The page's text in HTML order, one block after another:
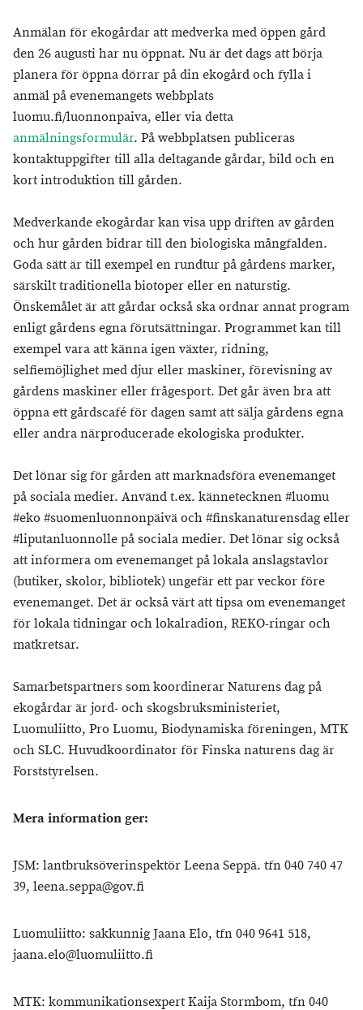
Anmälan för ekogårdar att medverka med öppen gård
den 26 augusti har nu öppnat. Nu är det dags att börja
planera för öppna dörrar på din ekogård och fylla i
anmäl på evenemangets webbplats
luomu.fi/luonnonpaiva, eller via detta
anmälningsformulär. På webbplatsen publiceras
kontaktuppgifter till alla deltagande gårdar, bild och en
kort introduktion till gården.
Medverkande ekogårdar kan visa upp driften av gården
och hur gården bidrar till den biologiska mångfalden.
Goda sätt är till exempel en rundtur på gårdens marker,
särskilt traditionella biotoper eller en naturstig.
Önskemålet är att gårdar också ska ordnar annat program
enligt gårdens egna förutsättningar. Programmet kan till
exempel vara att känna igen växter, ridning,
selfiemöjlighet med djur eller maskiner, förevisning av
gårdens maskiner eller frågesport. Det går även bra att
öppna ett gårdscafé för dagen samt att sälja gårdens egna
eller andra närproducerade ekologiska produkter.
Det lönar sig för gården att marknadsföra evenemanget
på sociala medier. Använd t.ex. kännetecknen #luomu
#eko #suomenluonnonpäivä och #finskanaturensdag eller
#liputanluonnolle på sociala medier. Det lönar sig också
att informera om evenemanget på lokala anslagstavlor
(butiker, skolor, bibliotek) ungefär ett par veckor före
evenemanget. Det är också värt att tipsa om evenemanget
för lokala tidningar och lokalradion, REKO-ringar och
matkretsar.
Samarbetspartners som koordinerar Naturens dag på
ekogårdar är jord- och skogsbruksministeriet,
Luomuliitto, Pro Luomu, Biodynamiska föreningen, MTK
och SLC. Huvudkoordinator för Finska naturens dag är
Forststyrelsen.
Mera information ger:
JSM: lantbruksöverinspektör Leena Seppä. tfn 040 740 47
39, leena.seppa@gov.fi
Luomuliitto: sakkunnig Jaana Elo, tfn 040 9641 518,
jaana.elo@luomuliitto.fi
MTK: kommunikationsexpert Kaija Stormbom, tfn 040